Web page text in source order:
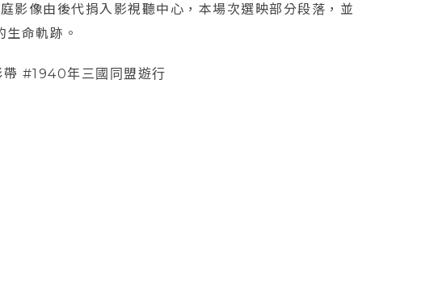
像由後代捐入影視聽中心，本場次選映部分段落，並
命軌跡。
#1940年三國同盟遊行